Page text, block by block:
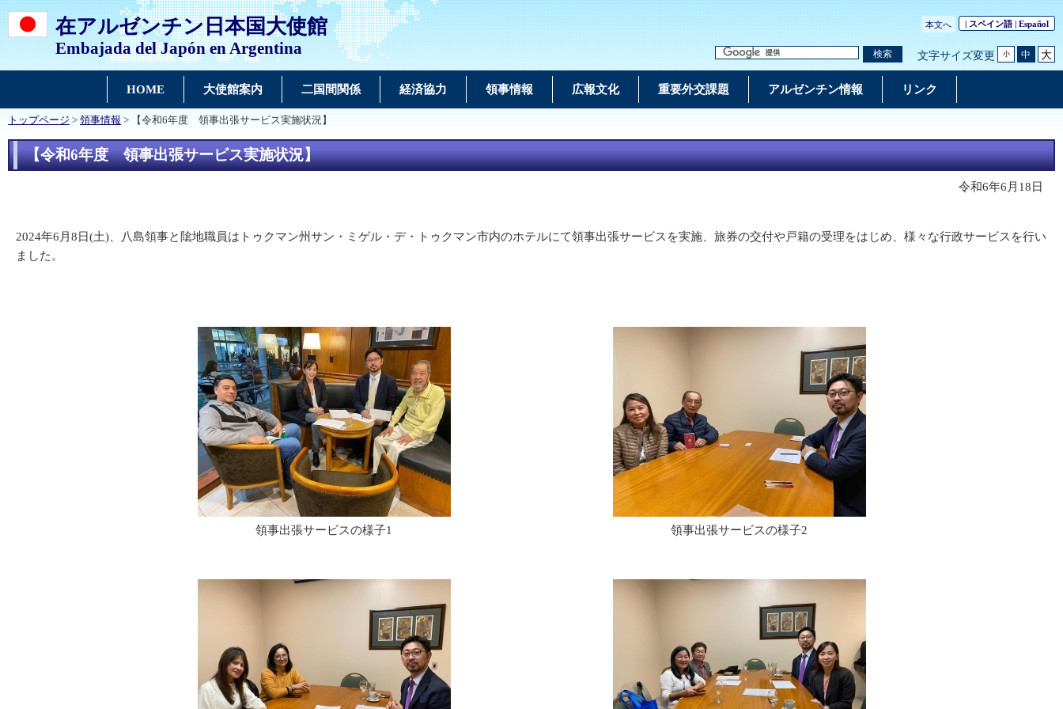
在アルゼンチン日本国大使館
Embajada del Japón en Argentina
本文へ | スペイン語 | Español
検索 文字サイズ変更 小 中 大
HOME 大使館案内 二国間関係 経済協力 領事情報 広報文化 重要外交課題 アルゼンチン情報 リンク
トップページ > 領事情報 > 【令和6年度 領事出張サービス実施状況】
【令和6年度 領事出張サービス実施状況】
令和6年6月18日
領事出張サービスの様子1 領事出張サービスの様子2
2024年6月8日(土)、八島領事と隂地職員はトゥクマン州サン・ミゲル・デ・トゥクマン市内のホテルにて領事出張サービスを実施、旅券の交付や戸籍の受理をはじめ、様々な行政サービスを行い
ました。